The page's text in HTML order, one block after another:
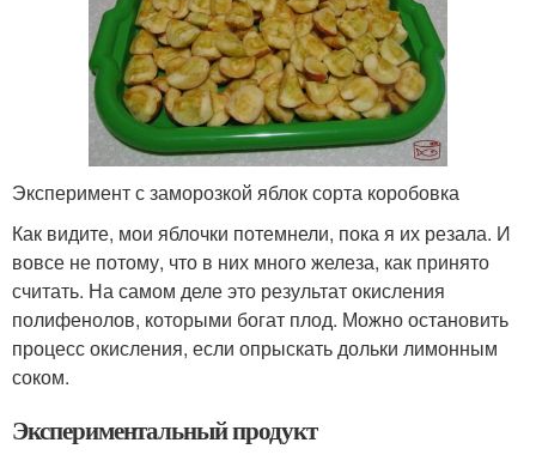
Эксперимент с заморозкой яблок сорта коробовка
Как видите, мои яблочки потемнели, пока я их резала. И
вовсе не потому, что в них много железа, как принято
считать. На самом деле это результат окисления
полифенолов, которыми богат плод. Можно остановить
процесс окисления, если опрыскать дольки лимонным
соком.
Экспериментальный продукт